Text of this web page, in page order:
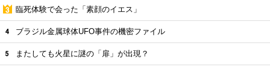
臨死体験で会った「素顔のイエス」
ブラジル金属球体UFO事件の機密ファイル
またしても火星に謎の「扉」が出現？